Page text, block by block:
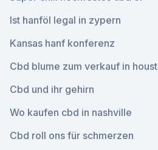
Ist hanföl legal in zypern
Kansas hanf konferenz
Cbd blume zum verkauf in
Cbd und ihr gehirn
Wo kaufen cbd in nashville
Cbd roll ons für schmerzen